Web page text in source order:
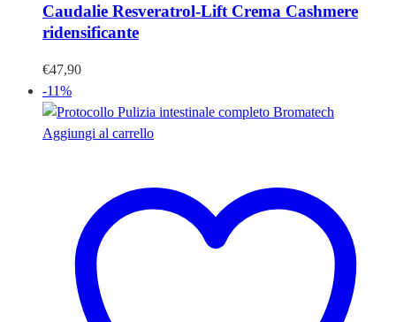
Caudalie Resveratrol-Lift Crema Cashmere
ridensificante
€47,90
-11%
Aggiungi al carrello